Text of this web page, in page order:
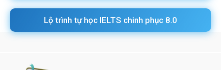
Lộ trình tự học IELTS chinh phục 8.0